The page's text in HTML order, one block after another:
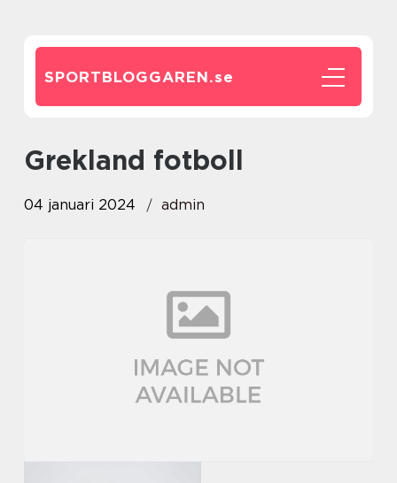
SPORTBLOGGAREN.se
grekland fotboll
04 januari 2024 admin